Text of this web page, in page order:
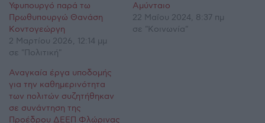
Υφυπουργό παρά τω
Πρωθυπουργώ Θανάση
Κοντογεώργη
2 Μαρτίου 2026, 12:14 μμ
σε "Πολιτική"
Αμύνταιο
22 Μαΐου 2024, 8:37 πμ
σε "Κοινωνία"
Αναγκαία έργα υποδομής
για την καθημερινότητα
των πολιτών συζητήθηκαν
σε συνάντηση της
Προέδρου ΔΕΕΠ Φλώρινας